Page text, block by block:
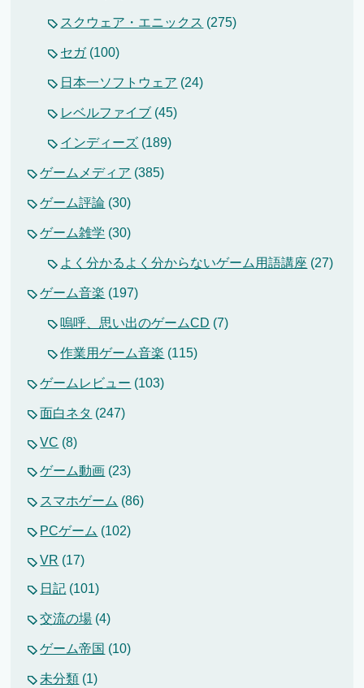
スクウェア・エニックス (275)
セガ(100)
日本一ソフトウェア (24)
レベルファイブ (45)
インディーズ (189)
ゲームメディア (385)
ゲーム評論 (30)
ゲーム雑学 (30)
よく分かるよく分からないゲーム用語講座 (27)
ゲーム音楽 (197)
嗚呼、思い出のゲームCD (7)
作業用ゲーム音楽 (115)
ゲームレビュー (103)
面白ネタ (247)
VC (8)
ゲーム動画 (23)
スマホゲーム (86)
PCゲーム (102)
VR (17)
日記 (101)
交流の場 (4)
ゲーム帝国 (10)
未分類 (1)